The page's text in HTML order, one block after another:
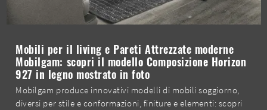
Mobili per il living e Pareti Attrezzate moderne
Mobilgam: scopri il modello Composizione Horizon
927 in legno mostrato in foto
Mobilgam produce innovativi modelli di mobili soggiorno,
diversi per stile e conformazioni, finiture e elementi: scopri